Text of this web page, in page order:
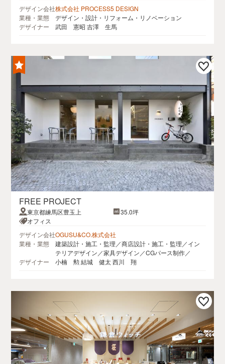
デザイン会社株式会社 PROCESS5 DESIGN
業種・業態
デザイン・設計・リフォーム・リノベーション
デザイナー
武田 憲昭 吉澤 生馬
FREE PROJECT
東京都練馬区豊玉上
35.0坪
オフィス
デザイン会社OGUSU&CO.株式会社
業種・業態
建築設計・施工・監理／商店設計・施工・監理／イン
テリアデザイン／家具デザイン／CGパース制作／
デザイナー
小楠 勲 結城 健太 西川 翔